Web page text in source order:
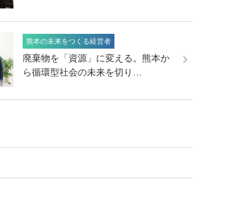
熊本の未来をつくる経営者
廃棄物を「資源」に変える。熊本か
ら循環型社会の未来を切り…